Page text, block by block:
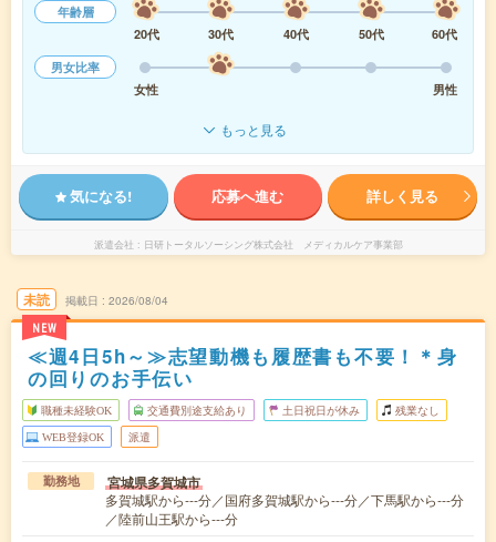
年齢層
20代
30代 40代 50代
60代
男女比率
女性
男性
もっと見る
気になる! 応募へ進む 詳しく見る
派遣会社 日研トータルソーシング株式会社 メディカルケア事業部
未読
NEW
掲載日 2026/08/04
≪週4日5h～≫志望動機も履歴書も不要！＊身
の回りのお手伝い
職種未経験OK 交通費別途支給あり 土日祝日が休み 残業なし
WEB登録OK 派遣
勤務地 宮城県多賀城市
多賀城駅から---分／国府多賀城駅から---分／下馬駅から---分
／陸前山王駅から---分